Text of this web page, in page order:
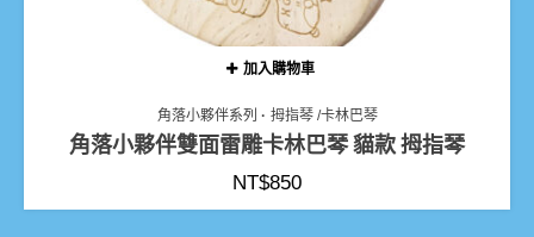
加入購物車
角落小夥伴系列 拇指琴 /卡林巴琴
角落小夥伴雙面雷雕卡林巴琴 貓款 拇指琴
NT$850